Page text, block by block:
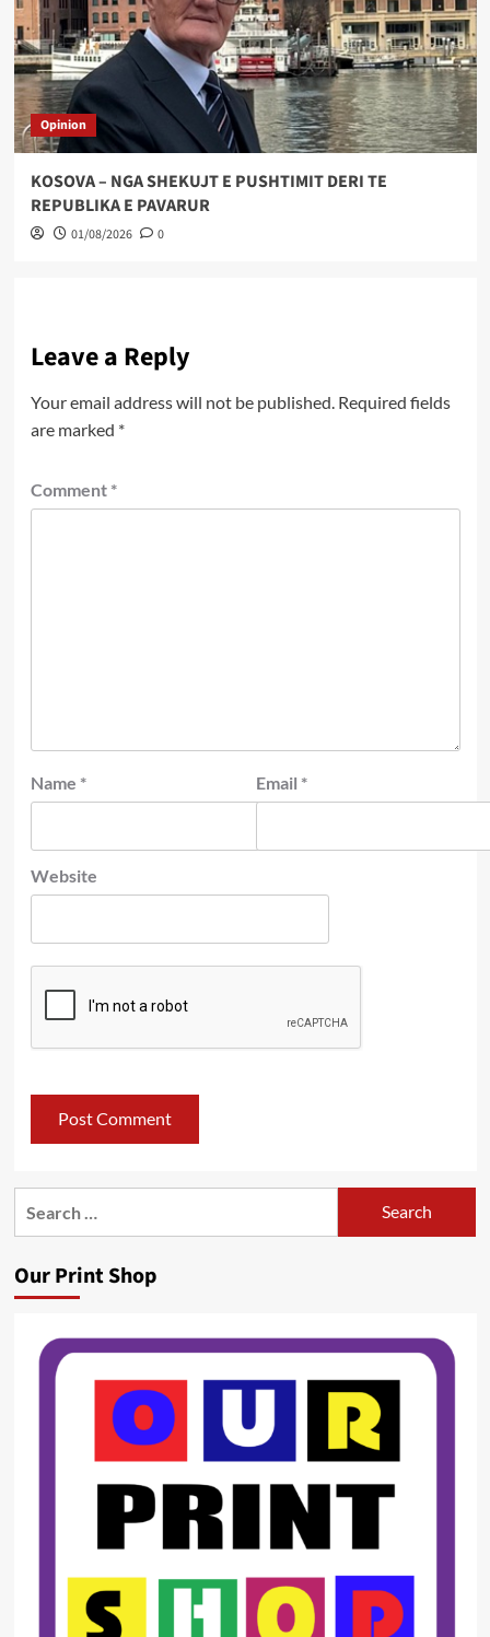
Opinion
KOSOVA – NGA SHEKUJT E PUSHTIMIT DERI TE
REPUBLIKA E PAVARUR
01/08/2026 0
Leave a Reply
Your email address will not be published. Required fields
are marked *
Comment *
Name * Email *
Website
Our Print Shop